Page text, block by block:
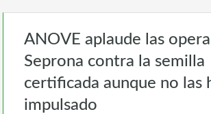
ANOVE aplaude las
Seprona contra la semilla
certificada aunque no las
impulsado